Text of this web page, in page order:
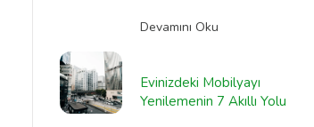
Devamını Oku
Evinizdeki Mobilyayı
Yenilemenin 7 Akıllı Yolu